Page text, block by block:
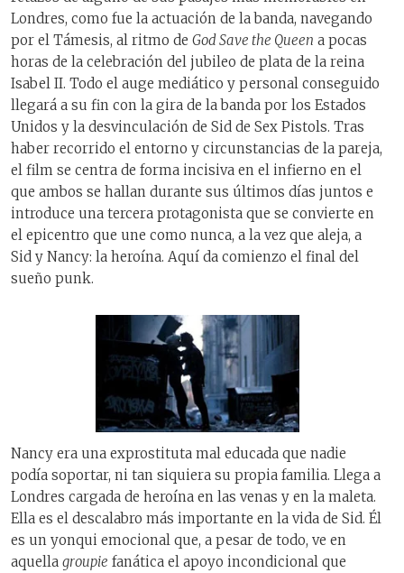
Londres, como fue la actuación de la banda, navegando
por el Támesis, al ritmo de God Save the Queen a pocas
horas de la celebración del jubileo de plata de la reina
Isabel II. Todo el auge mediático y personal conseguido
llegará a su fin con la gira de la banda por los Estados
Unidos y la desvinculación de Sid de Sex Pistols. Tras
haber recorrido el entorno y circunstancias de la pareja,
el film se centra de forma incisiva en el infierno en el
que ambos se hallan durante sus últimos días juntos e
introduce una tercera protagonista que se convierte en
el epicentro que une como nunca, a la vez que aleja, a
Sid y Nancy: la heroína. Aquí da comienzo el final del
sueño punk.
Nancy era una exprostituta mal educada que nadie
podía soportar, ni tan siquiera su propia familia. Llega a
Londres cargada de heroína en las venas y en la maleta.
Ella es el descalabro más importante en la vida de Sid. Él
es un yonqui emocional que, a pesar de todo, ve en
aquella groupie fanática el apoyo incondicional que